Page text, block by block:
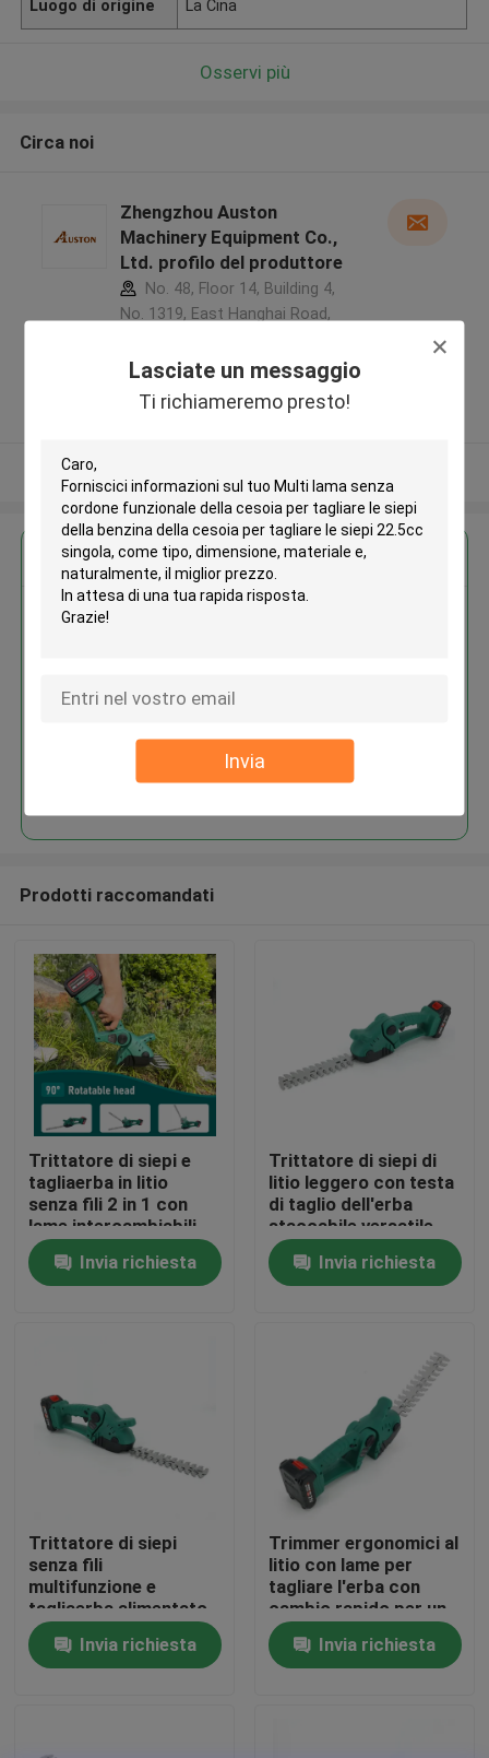
Lasciate un messaggio
Ti richiameremo presto!
Invia
Casa.
Prodotti
Video
display di fabbrica
Chiedi un preventivo
Motosega della benzina
Luogo di origine La Cina
Osservi più
Circa noi
Zhengzhou Auston
Machinery Equipment Co.,
Ltd. profilo del produttore
No. 48, Floor 14, Building 4,
No. 1319, East Hanghai Road,
Free Trade Zone ,Porcellana
Fornitore verificato
Ottieni il miglior prezzo per
della cesoia per tagliare le siepi
Continua
Prodotti raccomandati
Trittatore di siepi e
tagliaerba in litio
senza fili 2 in 1 con
lame intercambiabili
Invia richiesta
Trittatore di siepi di
litio leggero con testa
di taglio dell'erba
staccabile versatile
Invia richiesta
Trittatore di siepi
senza fili
multifunzione e
tagliaerba alimentato
da batterie di lunga
durataInvia richiesta
Trimmer ergonomici al
litio con lame per
tagliare l'erba con
cambio rapido per un
facile giardinaggio
Invia richiesta